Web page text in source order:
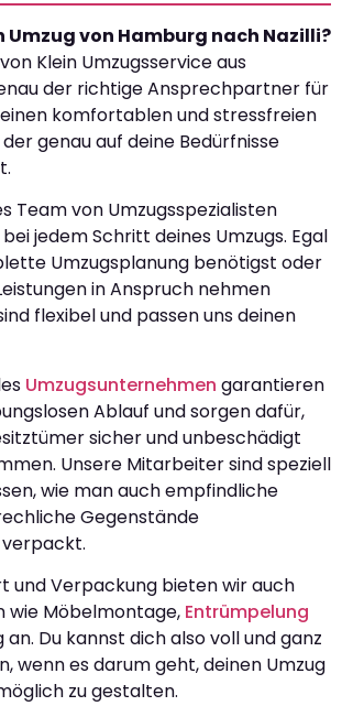
Umzug von Hamburg nach Nazilli?
Klein Umzugsservice aus
der richtige Ansprechpartner für
komfortablen und stressfreien
der genau auf deine Bedürfnisse
Team von Umzugsspezialisten
jedem Schritt deines Umzugs. Egal
Umzugsplanung benötigst oder
in Anspruch nehmen
flexibel und passen uns deinen
Umzugsunternehmen garantieren
Ablauf und sorgen dafür,
sicher und unbeschädigt
Unsere Mitarbeiter sind speziell
wie man auch empfindliche
Gegenstände
und Verpackung bieten wir auch
wie Möbelmontage, Entrümpelung
an. Du kannst dich also voll und ganz
wenn es darum geht, deinen Umzug
zu gestalten.